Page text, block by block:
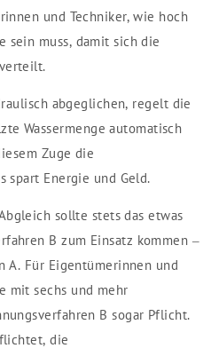
und Techniker, wie hoch
sein muss, damit sich die
abgeglichen, regelt die
Wassermenge automatisch
Zuge die
spart Energie und Geld.
sollte stets das etwas
B zum Einsatz kommen –
A. Für Eigentümerinnen und
mit sechs und mehr
B sogar Pflicht.
die